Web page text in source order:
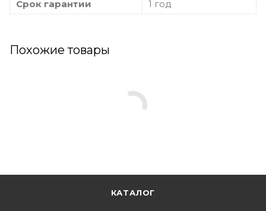
Срок гарантии
1 год
Похожие товары
КАТАЛОГ